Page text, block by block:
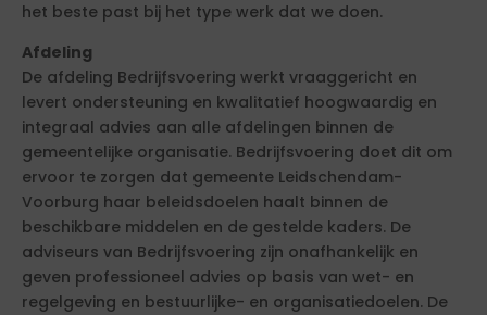
het beste past bij het type werk dat we doen.
Afdeling
De afdeling Bedrijfsvoering werkt vraaggericht en
levert ondersteuning en kwalitatief hoogwaardig en
integraal advies aan alle afdelingen binnen de
gemeentelijke organisatie. Bedrijfsvoering doet dit om
ervoor te zorgen dat gemeente Leidschendam-
Voorburg haar beleidsdoelen haalt binnen de
beschikbare middelen en de gestelde kaders. De
adviseurs van Bedrijfsvoering zijn onafhankelijk en
geven professioneel advies op basis van wet- en
regelgeving en bestuurlijke- en organisatiedoelen. De